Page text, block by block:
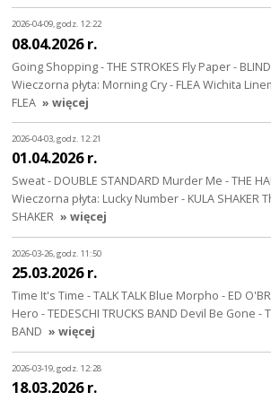
2026-04-09, godz. 12:22
08.04.2026 r.
Going Shopping - THE STROKES Fly Paper -
Wieczorna płyta: Morning Cry - FLEA Wichita
FLEA » więcej
2026-04-03, godz. 12:21
01.04.2026 r.
Sweat - DOUBLE STANDARD Murder Me - THE
Wieczorna płyta: Lucky Number - KULA SHAKER
SHAKER » więcej
2026-03-26, godz. 11:50
25.03.2026 r.
Time It's Time - TALK TALK Blue Morpho - ED
Hero - TEDESCHI TRUCKS BAND Devil Be Gone -
BAND » więcej
2026-03-19, godz. 12:28
18.03.2026 r.